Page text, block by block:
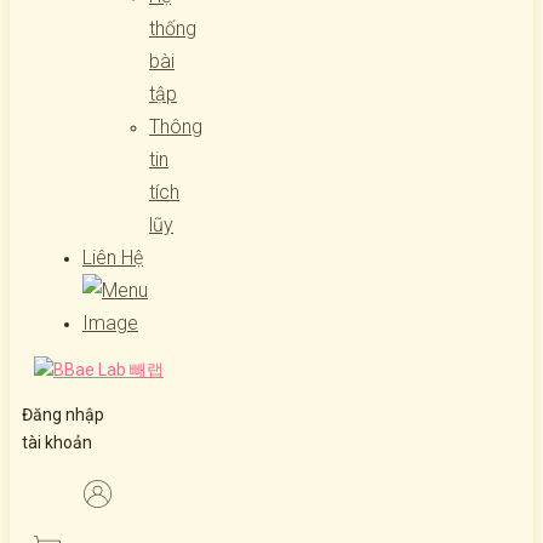
thống
bài
tập
Thông
tin
tích
lũy
Liên Hệ
Đăng nhập
tài khoản